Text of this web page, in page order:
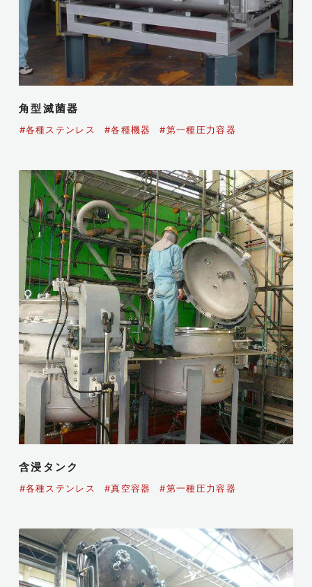
角型滅菌器
#各種ステンレス #各種機器 #第一種圧力容器
含浸タンク
#各種ステンレス #真空容器 #第一種圧力容器